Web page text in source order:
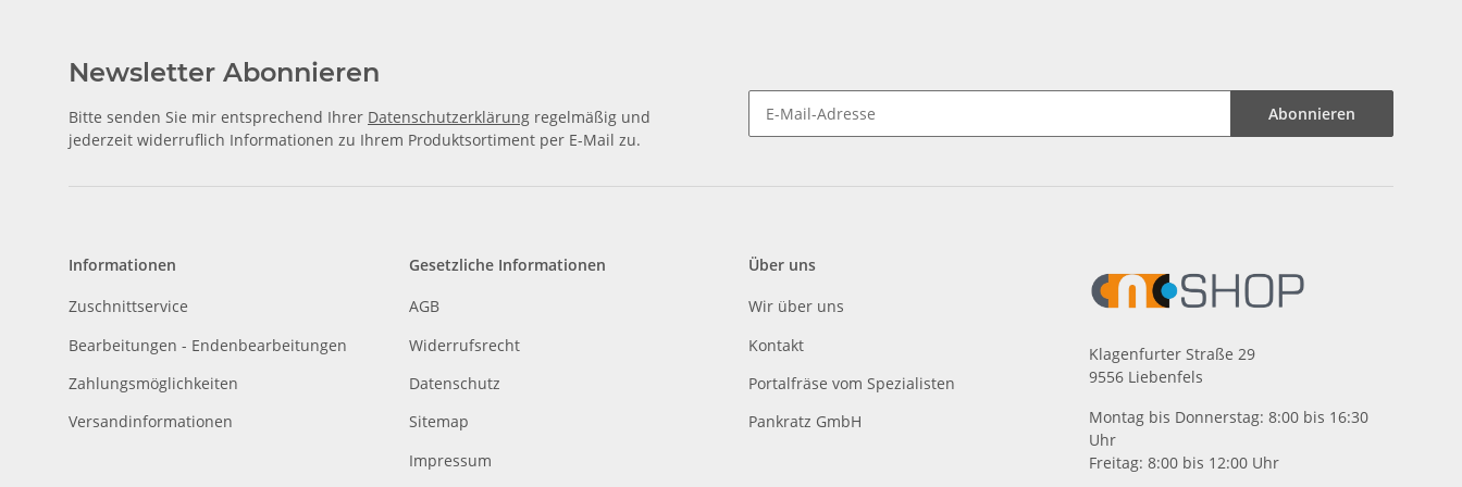
Newsletter Abonnieren
Bitte senden Sie mir entsprechend Ihrer Datenschutzerklärung regelmäßig und
jederzeit widerruflich Informationen zu Ihrem Produktsortiment per E-Mail zu.
Abonnieren
Informationen
Zuschnittservice
Bearbeitungen - Endenbearbeitungen
Zahlungsmöglichkeiten
Versandinformationen
Gesetzliche Informationen
AGB
Widerrufsrecht
Datenschutz
Sitemap
Impressum
Über uns
Wir über uns
Kontakt
Portalfräse vom Spezialisten
Pankratz GmbH
Klagenfurter Straße 29
9556 Liebenfels
Montag bis Donnerstag: 8:00 bis 16:30
Uhr
Freitag: 8:00 bis 12:00 Uhr